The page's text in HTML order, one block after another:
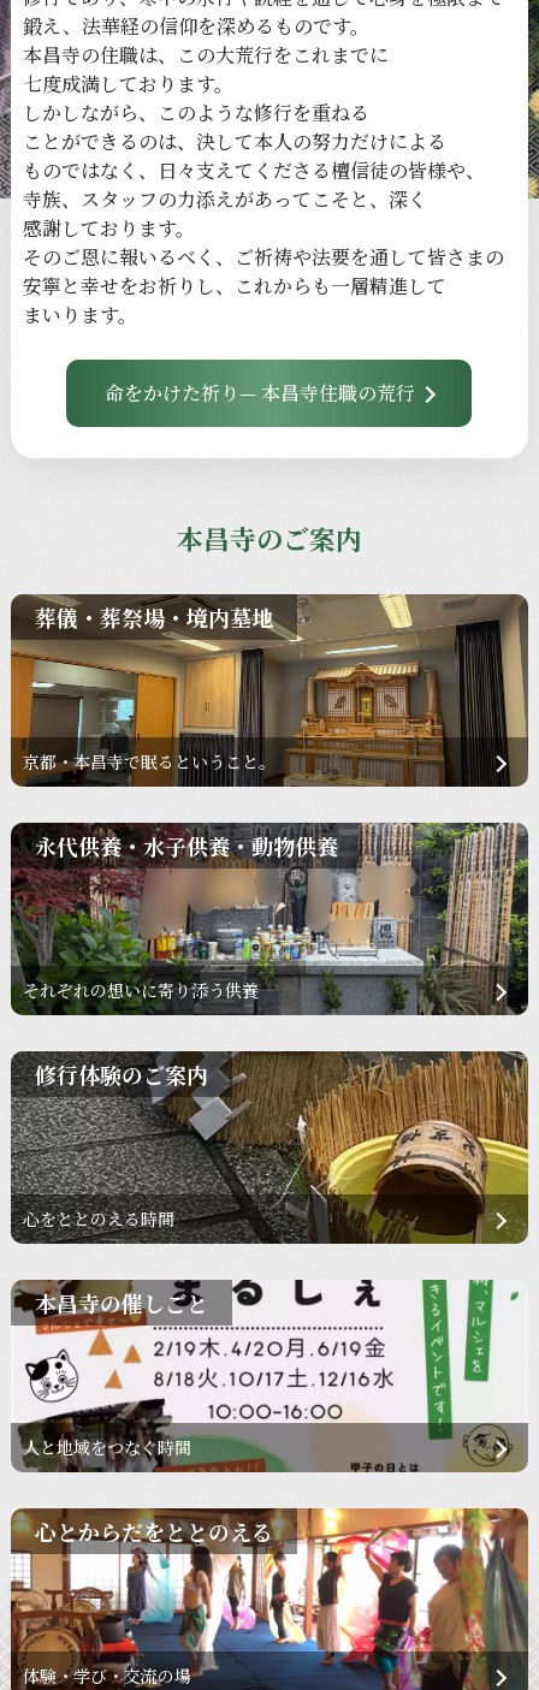
鍛え、 法華経の信仰を深める ものです。
本昌寺の住職は、 この大荒行をこれまでに
七度成満しております。
しかしながら、
このような修行を重ねる
ことができるのは、 決して本人の努力だけによる
ものではなく、
日々支えてくださる檀信徒の皆様や、
寺族、 スタッフの力添えがあってこそと、 深く
感謝しております。
そのご恩に報いるべく、 ご祈祷や法要を通して皆さまの
安寧と幸せをお祈りし、 これからも一層精進して
まいります。
命をかけた祈り— 本昌寺住職の荒行
本昌寺のご案内
葬儀・葬祭場・境内墓地
京都・本昌寺で眠るということ。
永代供養・水子供養・動物供養
それぞれの想いに寄り添う供養
修行体験のご案内
心をととのえる時間
本昌寺の催しごと
人と地域をつなぐ時間
心とからだをととのえる
体験・学び・交流の場